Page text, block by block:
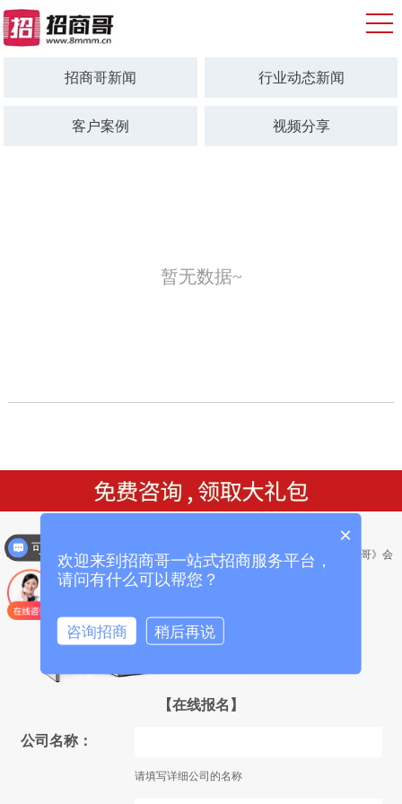
招商哥新闻 行业动态新闻
客户案例 视频分享
暂无数据~
● 礼包1：送价值9800元的《招商系统能
量音乐》光碟一套
● 礼包2：送价值12800元《招商哥》会
议营销策划方案和流程
【在线报名】
公司名称：
请填写详细公司的名称
×
欢迎来到招商哥一站式招商服务平台，
请问有什么可以帮您？
咨询招商 稍后再说